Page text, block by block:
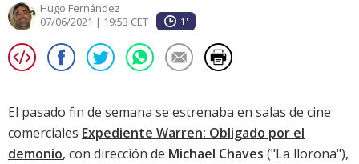
Hugo Fernández
07/06/2021 | 19:53 CET
1'
El pasado fin de semana se estrenaba en salas de cine
comerciales Expediente Warren: Obligado por el
demonio, con dirección de Michael Chaves ("La llorona"),